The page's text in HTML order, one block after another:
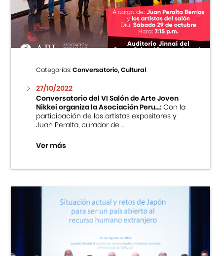
Centro Cultural Peruano Japonés
Cursos
Museo de la Inmigración Japonesa
Fondo Editorial
Teatro Peruano Japonés
Categorías:Conversatorio, Cultural
27/10/2022
Conversatorio del VI Salón de Arte Joven
Nikkei organiza la Asociación Peru...:Con la
participación de los artistas expositores y
Juan Peralta, curador de ...
Ver más